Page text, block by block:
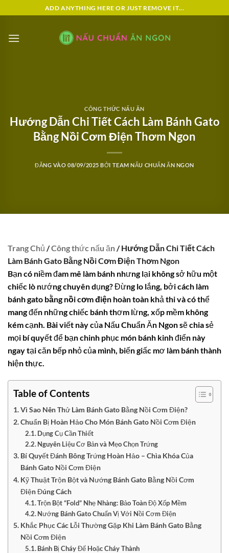
qua
dung
ADD ANYTHING HERE OR JUST REMOVE IT...
CÔNG THỨC NẤU ĂN
Hướng Dẫn Chi Tiết Cách Làm Bánh Gato
Bằng Nồi Cơm Điện Thơm Ngon
ĐĂNG VÀO08/09/2025 BỞI TEAM NẤU CHUẨN ĂN NGON
Trang Chủ /Công thức nấu ăn/ Hướng Dẫn Chi Tiết Cách
Làm Bánh Gato Bằng Nồi Cơm Điện Thơm Ngon
Bạn có niềm đam mê làm bánh nhưng lại không sở hữu một
chiếc lò nướng chuyên dụng? Đừng lo lắng, bởicách làm
bánh gato bằng nồi cơm điện hoàn toàn khả thi và có thể
mang đến những chiếc bánh thơm lừng, xốp mềm không
kém cạnh. Bài viết này của Nấu Chuẩn Ăn Ngon sẽ chia sẻ
mọi bí quyết để bạn chinh phục món bánh kinh điển này
ngay tại căn bếp nhỏ của mình, biến giấc mơ làm bánh thành
hiện thực.
Table of Contents
Vì Sao Nên Thử Làm Bánh Gato Bằng Nồi Cơm Điện?
Chuẩn Bị Hoàn Hảo Cho Món Bánh Gato Nồi Cơm Điện
Dụng Cụ Cần Thiết
Nguyên Liệu Cơ Bản và Mẹo Chọn Trứng
Bí Quyết Đánh Bông Trứng Hoàn Hảo – Chìa Khóa Của
Bánh Gato Nồi Cơm Điện
Kỹ Thuật Trộn Bột và Nướng Bánh Gato Bằng Nồi Cơm
Điện Đúng Cách
Trộn Bột “Fold” Nhẹ Nhàng: Bảo Toàn Độ Xốp Mềm
Nướng Bánh Gato Chuẩn Vị Với Nồi Cơm Điện
Khắc Phục Các Lỗi Thường Gặp Khi Làm Bánh Gato Bằng
Nồi Cơm Điện
Bánh Bị Cháy Đế Hoặc Cháy Thành